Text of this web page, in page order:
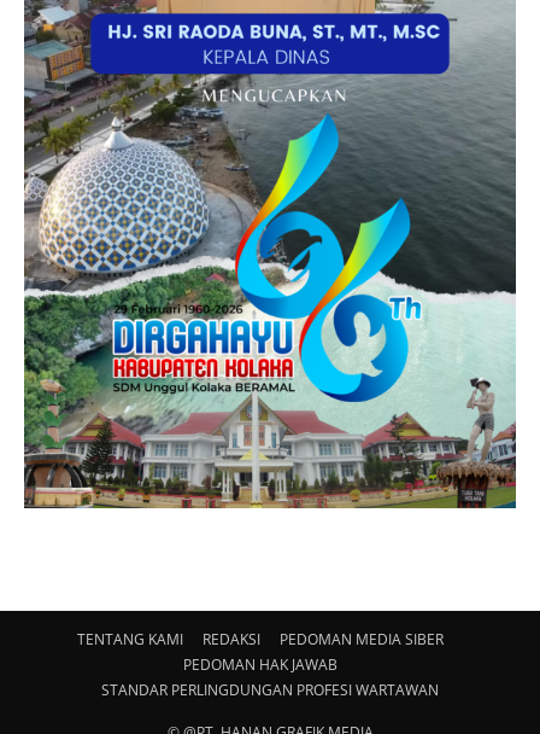
TENTANG KAMI REDAKSI
PEDOMAN MEDIA SIBER
PEDOMAN HAK JAWAB
STANDAR PERLINGDUNGAN PROFESI WARTAWAN